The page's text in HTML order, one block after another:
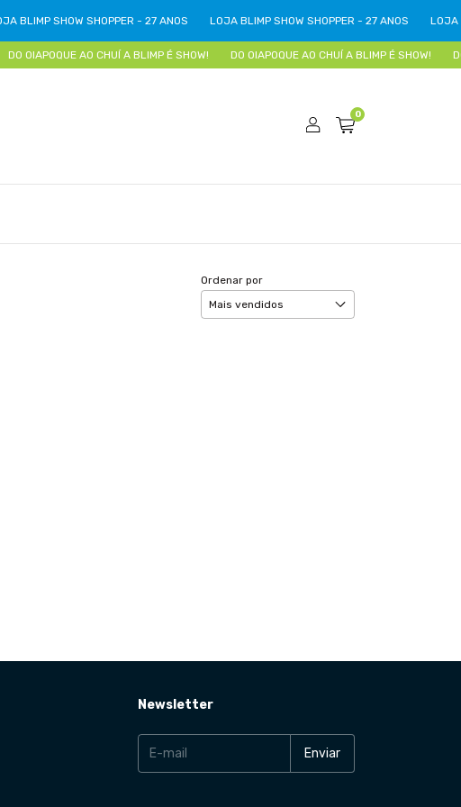
BLIMP SHOW SHOPPER - 27 ANOS LOJA BLIMP SHOW SHOPPER - 27 ANOS LOJA
DO OIAPOQUE AO CHUÍ A BLIMP É SHOW! DO OIAPOQUE AO CHUÍ A BLIMP É SHOW!
0
Ordenar por
Newsletter